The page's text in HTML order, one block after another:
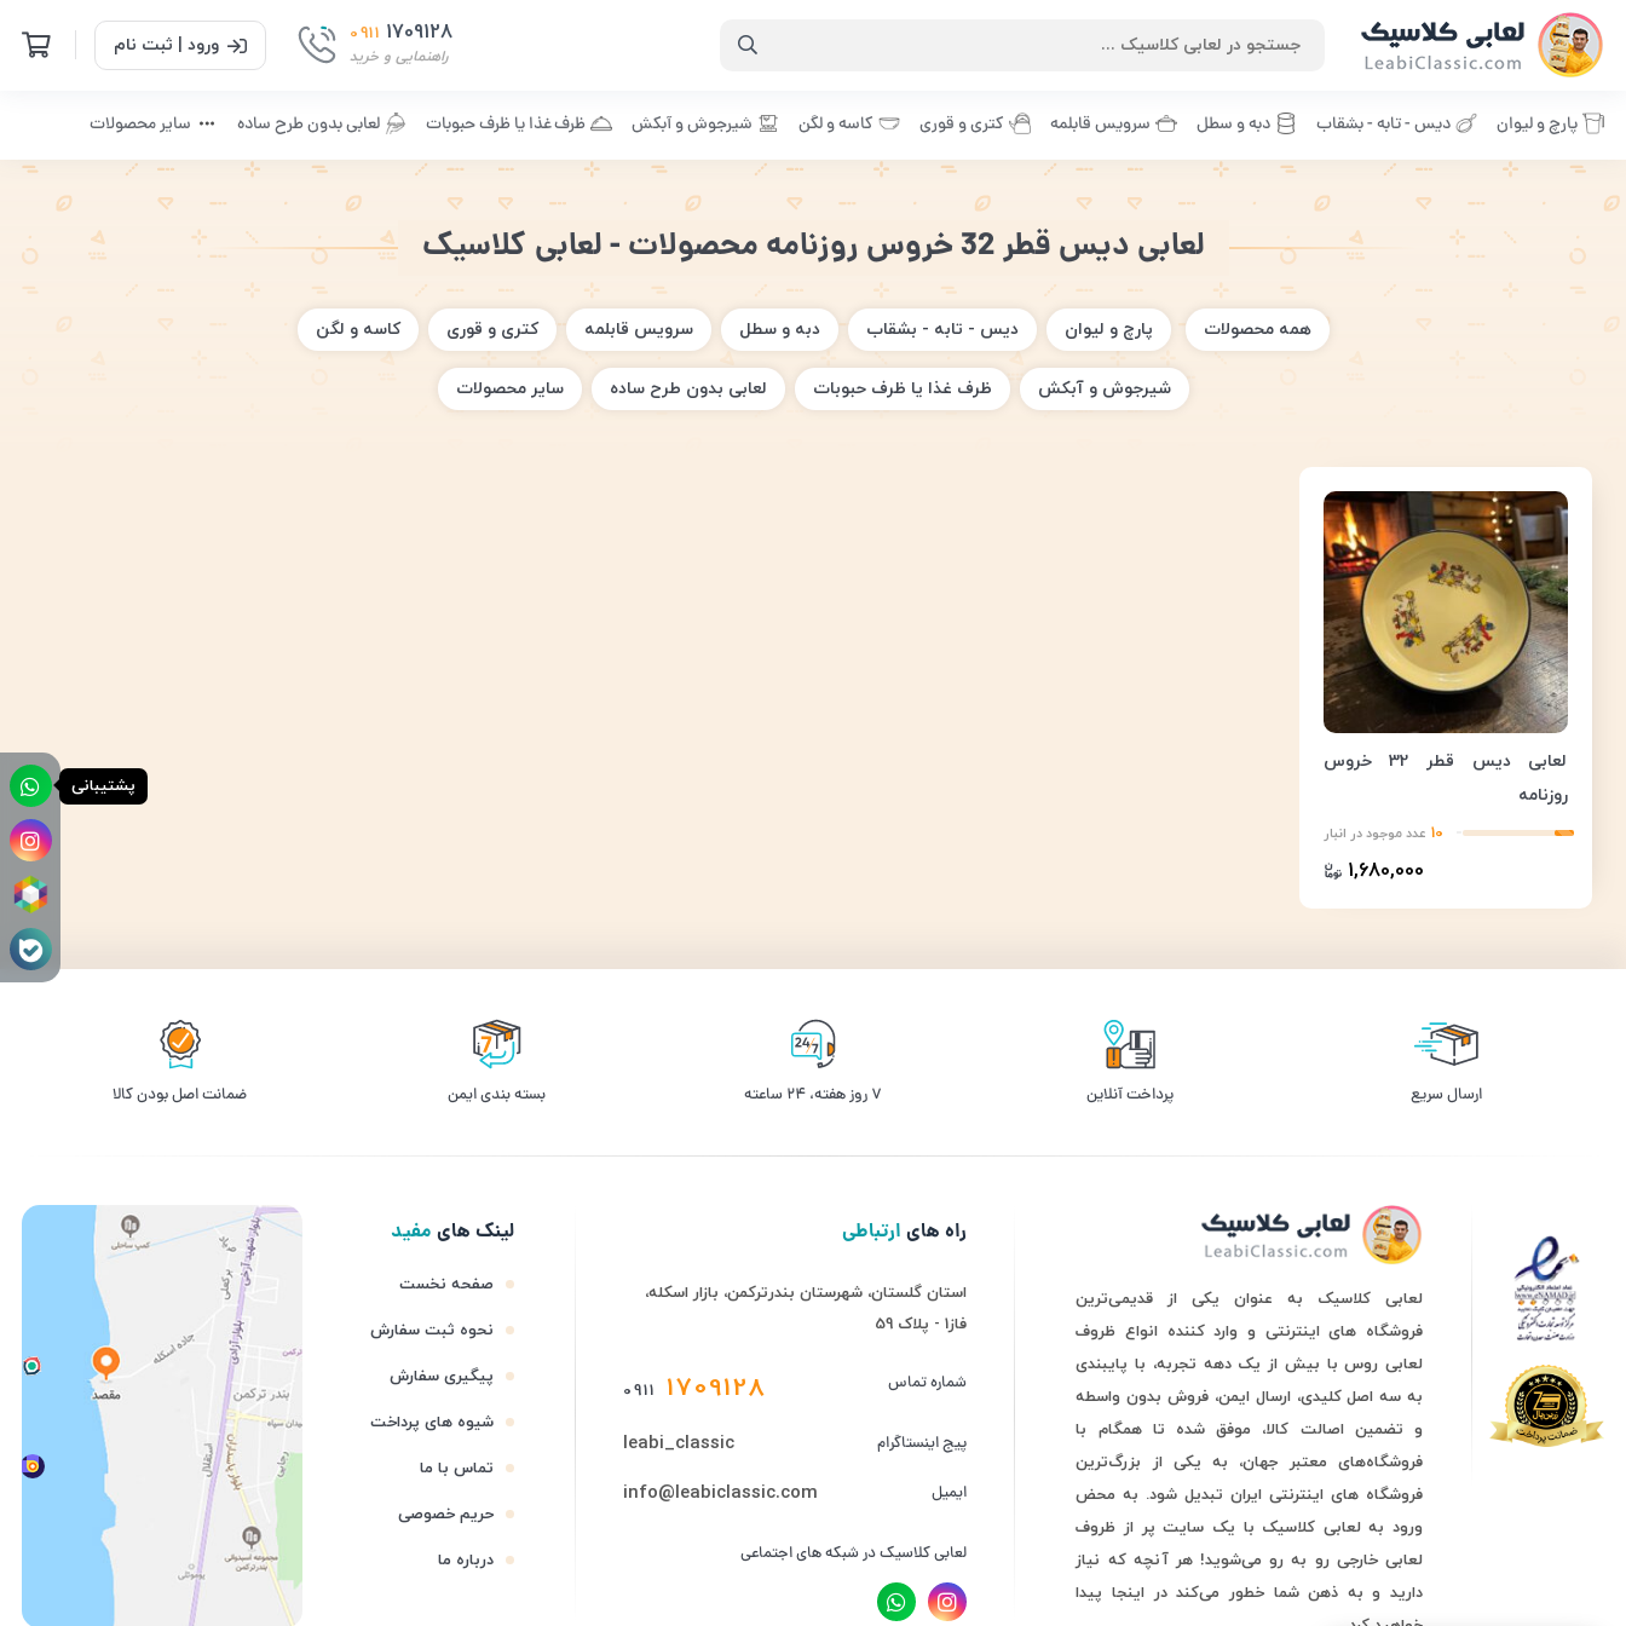
0911 1709128
راهنمایی و خرید ورود | ثبت نام
پارچ و لیوان دیس - تابه - بشقاب دبه و سطل سرویس قابلمه کتری و قوری کاسه و لگن شیرجوش و آبکش ظرف غذا یا ظرف حبوبات لعابی بدون طرح ساده سایر محصولات
لعابی دیس قطر 32 خروس روزنامه محصولات - لعابی کلاسیک
همه محصولات پارچ و لیوان دیس - تابه - بشقاب دبه و سطل سرویس قابلمه کتری و قوری کاسه و لگن
شیرجوش و آبکش ظرف غذا یا ظرف حبوبات لعابی بدون طرح ساده سایر محصولات
10 عدد موجود در انبار
لعابی دیس قطر 32 خروس
روزنامه
1,680,000
پشتیبانی
ارسال سریع پرداخت آنلاین ۷ روز ﻫﻔﺘﻪ، ۲۴ ﺳﺎﻋﺘﻪ بسته بندی ایمن ﺿﻤﺎﻧﺖ اﺻﻞ ﺑﻮدن ﮐﺎﻟﺎ
لعابی کلاسیک به عنوان یکی از قدیمی‌ترین
فروشگاه های اینترنتی و وارد کننده انواع ظروف
لعابی روس با بیش از یک دهه تجربه، با پایبندی
به سه اصل کلیدی، ارسال ایمن، فروش بدون واسطه
و تضمین اصالت کالا، موفق شده تا همگام با
فروشگاه‌های معتبر جهان، به یکی از بزرگ‌ترین
فروشگاه های اینترنتی ایران تبدیل شود. به محض
ورود به لعابی کلاسیک با یک سایت پر از ظروف
لعابی خارجی رو به رو می‌شوید! هر آنچه که نیاز
دارید و به ذهن شما خطور می‌کند در اینجا پیدا
راه هایارتباطی
استان گلستان، شهرستان بندرترکمن، بازار اسکله،
فاز1 - پلاک 59
شماره تماس 0911 1709128
پیج اینستاگرام leabi_classic
ایمیل info@leabiclassic.com
لعابی کلاسیک در شبکه های اجتماعی
لینک های مفید
صفحه نخست
نحوه ثبت سفارش
پیگیری سفارش
شیوه های پرداخت
تماس با ما
حریم خصوصی
درباره ما